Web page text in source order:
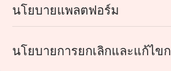
นโยบายแพลตฟอร์ม
นโยบายการยกเลิกและแก้ไข